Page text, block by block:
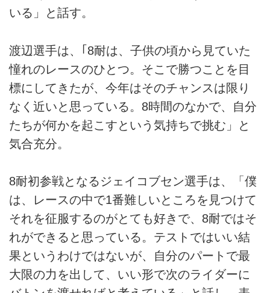
いる」と話す。
渡辺選手は、｢8耐は、子供の頃から見ていた
憧れのレースのひとつ。そこで勝つことを目
標にしてきたが、今年はそのチャンスは限り
なく近いと思っている。8時間のなかで、自分
たちが何かを起こすという気持ちで挑む」と
気合充分。
8耐初参戦となるジェイコブセン選手は、「僕
は、レースの中で1番難しいところを見つけて
それを征服するのがとても好きで、8耐ではそ
れができると思っている。テストではいい結
果というわけではないが、自分のパートで最
大限の力を出して、いい形で次のライダーに